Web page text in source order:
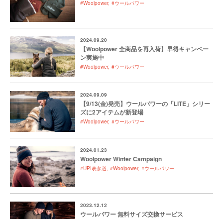
#Woolpower #ウールパワー
2024.09.20
【Woolpower 全商品を再入荷】早得キャンペー
ン実施中
#Woolpower #ウールパワー
2024.09.09
【9/13(金)発売】ウールパワーの「LITE」シリー
ズに2アイテムが新登場
#Woolpower #ウールパワー
2024.01.23
Woolpower Winter Campaign
#UPI表参道 #Woolpower #ウールパワー
2023.12.12
ウールパワー 無料サイズ交換サービス